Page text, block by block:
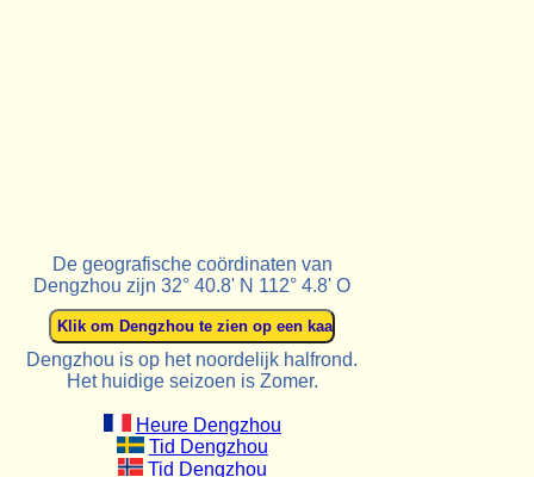
De geografische coördinaten van
Dengzhou zijn 32° 40.8' N 112° 4.8' O
Dengzhou is op het noordelijk halfrond.
Het huidige seizoen is Zomer.
Heure Dengzhou
Tid Dengzhou
Tid Dengzhou